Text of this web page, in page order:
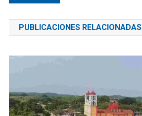
de
entradas
PUBLICACIONES RELACIONADAS